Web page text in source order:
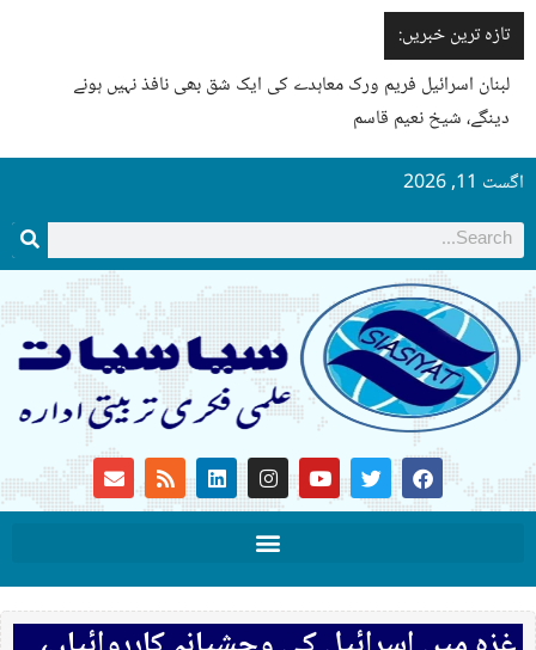
تازہ ترین خبریں:
لبنان اسرائیل فریم ورک معاہدے کی ایک شق بھی نافذ نہیں ہونے
دینگے، شیخ نعیم قاسم
اگست 11, 2026